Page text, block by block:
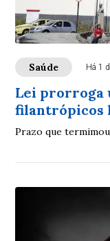
Saúde Há 1
Lei prorroga
filantrópicos
Prazo que